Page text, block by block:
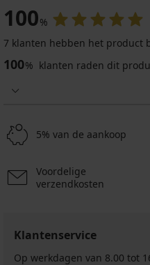
100%
7 klanten hebben het product
100% klanten raden dit
5% van de aankoop
Voordelige
verzendkosten
Klantenservice
Op werkdagen van 8.00 tot